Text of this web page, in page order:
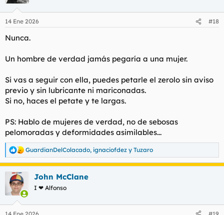
e
:
14 Ene 2026 #18
Nunca.
Un hombre de verdad jamás pegaría a una mujer.
Si vas a seguir con ella, puedes petarle el zerolo sin aviso
previo y sin lubricante ni mariconadas.
Si no, haces el petate y te largas.
PS: Hablo de mujeres de verdad, no de sebosas
pelomoradas y deformidades asimilables...
R
e
a
c
c
GuardianDelColacado, ignaciofdez y Tuzaro
John McClane
I ❤ Alfonso
14 Ene 2026 #19